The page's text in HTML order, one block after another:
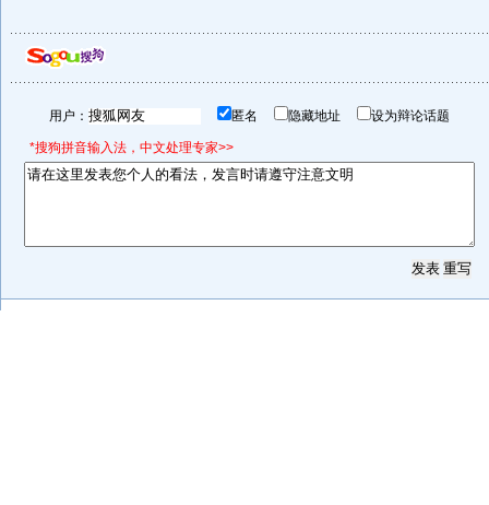
用户： 匿名 隐藏地址 设为辩论话题
*搜狗拼音输入法，中文处理专家>>